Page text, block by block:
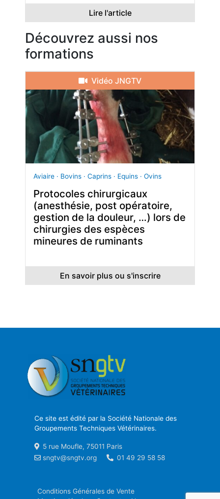
Lire l'article
Découvrez aussi nos
formations
Vidéo JNGTV
Aviaire · Bovins · Caprins · Equins · Ovins
Protocoles chirurgicaux
(anesthésie, post opératoire,
gestion de la douleur, …) lors de
chirurgies des espèces
mineures de ruminants
En savoir plus ou s'inscrire
Ce site est édité par la Société Nationale des
Groupements Techniques Vétérinaires.
5 rue Moufle, 75011 Paris
sngtv@sngtv.org
01 49 29 58 58
Conditions Générales de Vente